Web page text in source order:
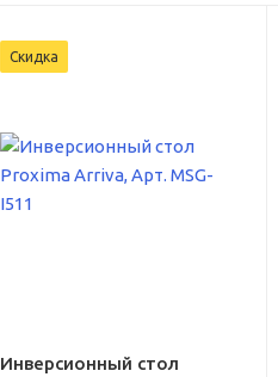
Скидка
Инверсионный стол